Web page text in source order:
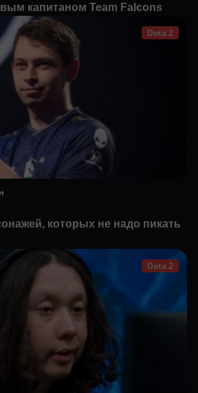
капитаном Team Falcons
Dota 2
которых не надо пикать
Dota 2